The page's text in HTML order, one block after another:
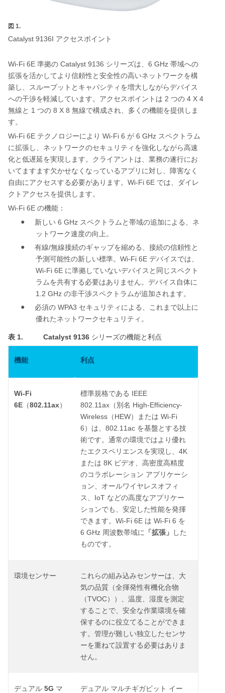
図 1.
Catalyst 9136I アクセスポイント
Wi-Fi 6E 準拠の Catalyst 9136 シリーズは、 6 GHz 帯域への
拡張を活かしてより信頼性と安全性の高いネットワークを構
築し、スループットとキャパシティを増大しながらデバイス
への干渉を軽減しています。アクセスポイントは 2 つの 4 X 4
無線と 1 つの 8 X 8 無線で構成され、多くの機能を提供しま
す。
Wi-Fi 6E テクノロジーにより Wi-Fi 6 が 6 GHz スペクトラム
に拡張し、ネットワークのセキュリティを強化しながら高速
化と低遅延を実現します。クライアントは、業務の遂行にお
いてますます欠かせなくなっているアプリに対し、障害なく
自由にアクセスする必要があります。 Wi-Fi 6E では、ダイレ
クトアクセスを提供します。
Wi-Fi 6E の機能：
● 新しい 6 GHz スペクトラムと帯域の追加による、ネ
ットワーク速度の向上。
● 有線/無線接続のギャップを縮める、接続の信頼性と
予測可能性の新しい標準。 Wi-Fi 6E デバイスでは、
Wi-Fi 6E に準拠していないデバイスと同じスペクト
ラムを共有する必要はありません。デバイス自体に
1.2 GHz の非干渉スペクトラムが追加されます。
● 必須の WPA3 セキュリティによる、これまで以上に
優れたネットワークセキュリティ。
表 1. Catalyst 9136 シリーズの機能と利点
機能 利点
Wi-Fi
6E （802.11ax）
標準規格である IEEE
802.11ax （別名 High-Efficiency-
Wireless （ HEW）または Wi-Fi
6 ）は、 802.11ac を基盤とする技
術です。通常の環境ではより優れ
たエクスペリエンスを実現し、 4K
または 8K ビデオ、高密度高精度
のコラボレーション アプリケーシ
ョン、オールワイヤレスオフィ
ス、 IoT などの高度なアプリケー
ションでも、安定した性能を発揮
できます。 Wi-Fi 6E は Wi-Fi 6 を
6 GHz 周波数帯域に 「拡張」
した
ものです。
環境センサー
これらの組み込みセンサーは、大
気の品質（全揮発性有機化合物
（TVOC））、温度、湿度を測定
することで、安全な作業環境を確
保するのに役立てることができま
す。管理が難しい独立したセンサ
ーを重ねて設置する必要はありま
せん。
デュアル 5G マ
デュアル マルチギガビット イー